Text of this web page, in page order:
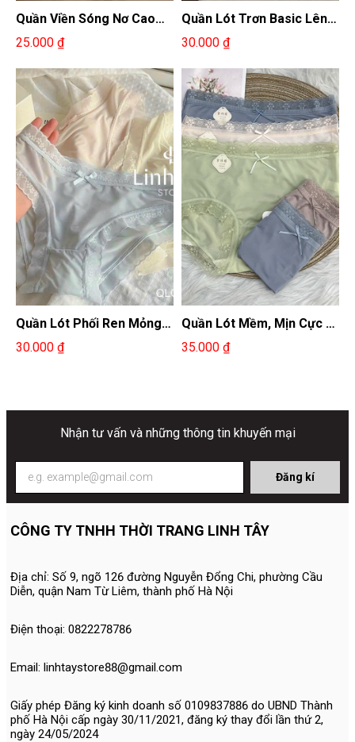
Quần Viền Sóng Nơ Cao
Cấp
25.000 ₫
Quần Lót Trơn Basic Lên
Form Cực Chuẩn
30.000 ₫
Quần Lót Phối Ren Mỏng
Nhẹ
30.000 ₫
Quần Lót Mềm, Mịn Cực Kì
Thoải mái
35.000 ₫
Nhận tư vấn và những thông tin khuyến mại
Đăng kí
CÔNG TY TNHH THỜI TRANG LINH TÂY
Địa chỉ: Số 9, ngõ 126 đường Nguyễn Đổng Chi, phường Cầu
Diễn, quận Nam Từ Liêm, thành phố Hà Nội
Điện thoại: 0822278786
Email: linhtaystore88@gmail.com
Giấy phép Đăng ký kinh doanh số 0109837886 do UBND Thành
phố Hà Nội cấp ngày 30/11/2021, đăng ký thay đổi lần thứ 2,
ngày 24/05/2024